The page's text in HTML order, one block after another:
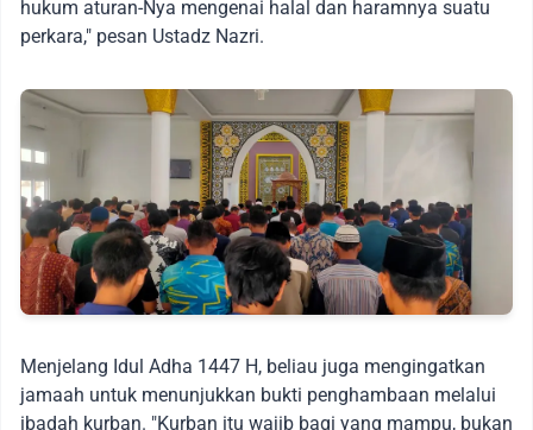
hukum aturan-Nya mengenai halal dan haramnya suatu
perkara," pesan Ustadz Nazri.
Menjelang Idul Adha 1447 H, beliau juga mengingatkan
jamaah untuk menunjukkan bukti penghambaan melalui
ibadah kurban. "Kurban itu wajib bagi yang mampu, bukan